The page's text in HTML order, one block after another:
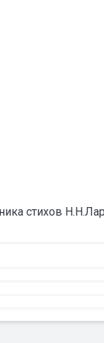
стихов